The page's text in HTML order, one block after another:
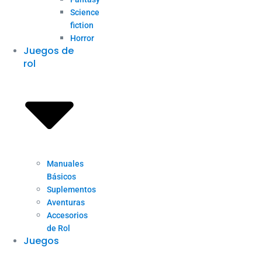
Science
fiction
Horror
Juegos de
rol
Manuales
Básicos
Suplementos
Aventuras
Accesorios
de Rol
Juegos